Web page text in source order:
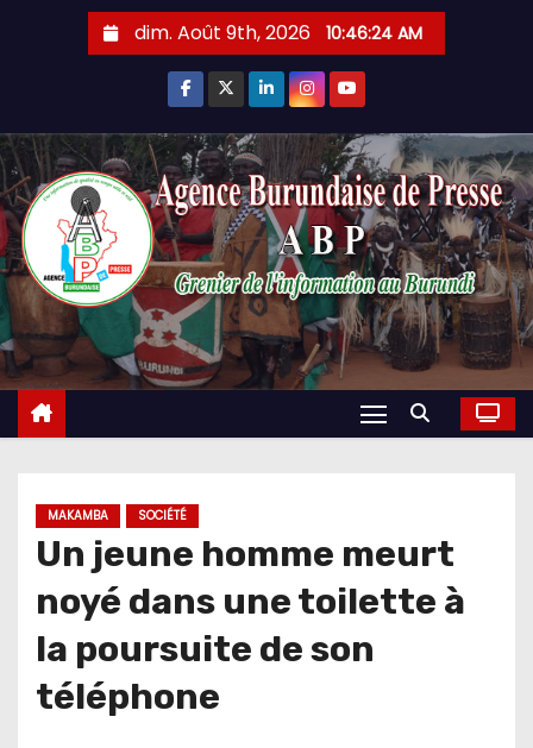
dim. Août 9th, 2026 10:46:25 AM
MAKAMBA SOCIÉTÉ
Un jeune homme meurt
noyé dans une toilette à
la poursuite de son
téléphone